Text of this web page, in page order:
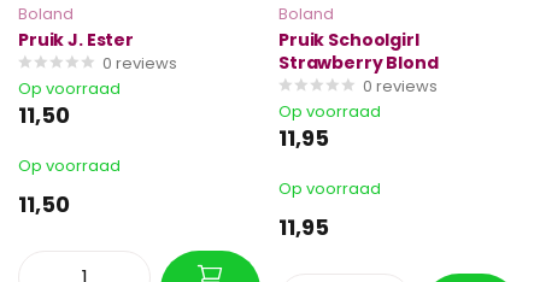
Boland
Pruik J. Ester
0 reviews
Op voorraad
11,50
Op voorraad
11,50
Boland
Pruik Schoolgirl
Strawberry Blond
0 reviews
Op voorraad
11,95
Op voorraad
11,95